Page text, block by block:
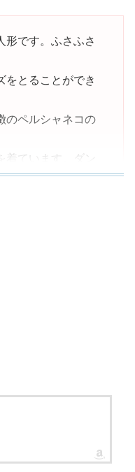
形です。ふさふさ
をとることができ
のペルシャネコの
着ています。ダン
母さん」「ペルシ
ペルシャネコの女
の赤ちゃん」
」「ペルシャネ
。